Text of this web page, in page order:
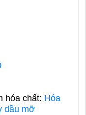
hóa chất: Hóa
dầu mỡ